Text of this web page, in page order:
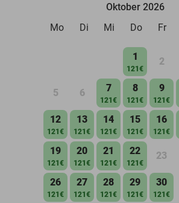
Oktober 2026
Mo
Di Mi Do Fr
1
121€
2
5 6 7
121€
8
121€
9
121€
12
121€
13
121€
14
121€
15
121€
16
121€
19
121€
20
121€
21
121€
22
121€
23
26
121€
27
121€
28
121€
29
121€
30
121€